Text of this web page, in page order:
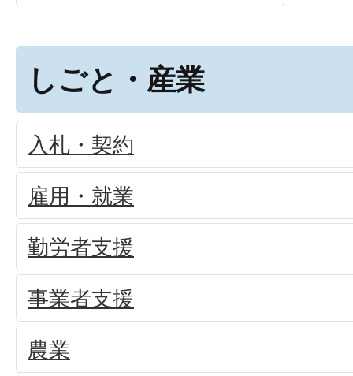
しごと・産業
入札・契約
雇用・就業
勤労者支援
事業者支援
農業